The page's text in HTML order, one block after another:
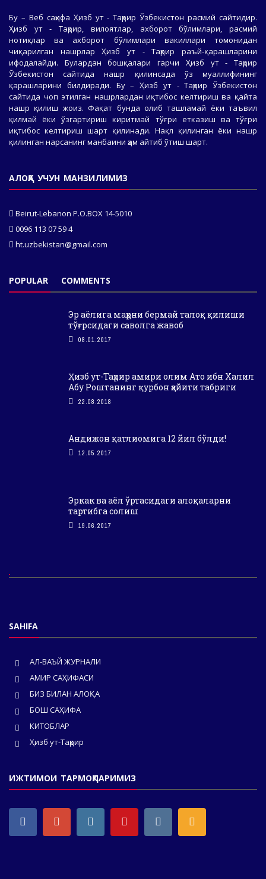
Бу – Веб саҳифа Ҳизб ут - Таҳрир Ўзбекистон расмий сайтидир.
Ҳизб ут - Таҳрир, вилоятлар, ахборот бўлимлари, расмий
нотиқлар ва ахборот бўлимлари вакиллари томонидан
чиқарилган нашрлар Ҳизб ут - Таҳрир раъй-қарашларини
ифодалайди. Булардан бошқалари гарчи Ҳизб ут - Таҳрир
Ўзбекистон сайтида нашр қилинсада ўз муаллифининг
қарашларини билдиради. Бу – Ҳизб ут - Таҳрир Ўзбекистон
сайтида чоп этилган нашрлардан иқтибос келтириш ва қайта
нашр қилиш жоиз. Фақат бунда олиб ташламай ёки таъвил
қилмай ёки ўзгартириш киритмай тўғри етказиш ва тўғри
иқтибос келтириш шарт қилинади. Нақл қилинган ёки нашр
қилинган нарсанинг манбаини ҳам айтиб ўтиш шарт.
АЛОҚА УЧУН МАНЗИЛИМИЗ
Beirut-Lebanon P.O.BOX 14-5010
0096 113 07 59 4
ht.uzbekistan@gmail.com
POPULAR COMMENTS
Эр аёлига маҳрни бермай талоқ қилиши
тўғрсидаги саволга жавоб
08.01.2017
Ҳизб ут-Таҳрир амири олим Ато ибн Халил
Абу Роштанинг қурбон ҳайити табриги
22.08.2018
Андижон қатлиомига 12 йил бўлди!
12.05.2017
Эркак ва аёл ўртасидаги алоқаларни
тартибга солиш
19.06.2017
SAHIFA
АЛ-ВАЪЙ ЖУРНАЛИ
АМИР САҲИФАСИ
БИЗ БИЛАН АЛОҚА
БОШ САҲИФА
КИТОБЛАР
Ҳизб ут-Таҳрир
ИЖТИМОИ ТАРМОҚЛАРИМИЗ